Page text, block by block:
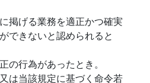
掲げる業務を適正かつ確実
できないと認められると
の行為があったとき。
は当該規定に基づく命令若